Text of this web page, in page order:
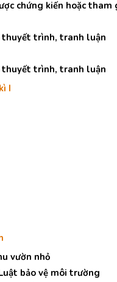
chứng kiến hoặc tham
thuyết trình, tranh luận
thuyết trình, tranh luận
I
vườn nhỏ
bảo vệ môi trường